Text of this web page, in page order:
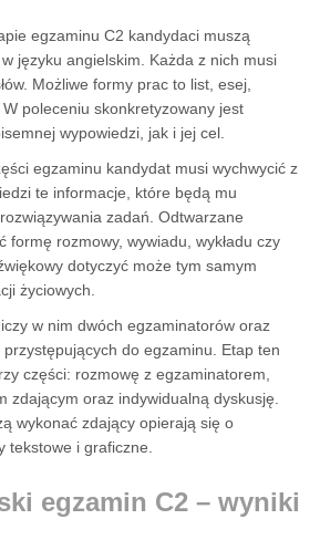
egzaminu C2 kandydaci muszą
języku angielskim. Każda z nich musi
Możliwe formy prac to list, esej,
poleceniu skonkretyzowany jest
wypowiedzi, jak i jej cel.
egzaminu kandydat musi wychwycić z
te informacje, które będą mu
zadań. Odtwarzane
formę rozmowy, wywiadu, wykładu czy
dotyczyć może tym samym
życiowych.
w nim dwóch egzaminatorów oraz
do egzaminu. Etap ten
części: rozmowę z egzaminatorem,
zdającym oraz indywidualną dyskusję.
wykonać zdający opierają się o
tekstowe i graficzne.
egzamin C2 – wyniki